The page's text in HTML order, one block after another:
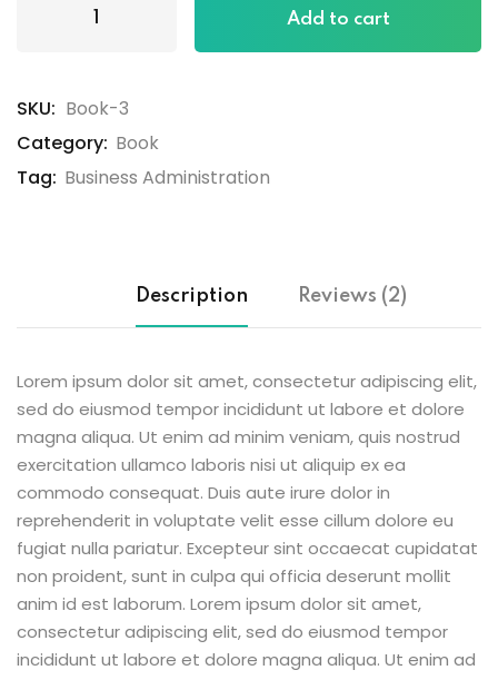
Add to cart
SKU: Book-3
Category: Book
Tag: Business Administration
Description Reviews (2)
Lorem ipsum dolor sit amet, consectetur adipiscing elit,
sed do eiusmod tempor incididunt ut labore et dolore
magna aliqua. Ut enim ad minim veniam, quis nostrud
exercitation ullamco laboris nisi ut aliquip ex ea
commodo consequat. Duis aute irure dolor in
reprehenderit in voluptate velit esse cillum dolore eu
fugiat nulla pariatur. Excepteur sint occaecat cupidatat
non proident, sunt in culpa qui officia deserunt mollit
anim id est laborum. Lorem ipsum dolor sit amet,
consectetur adipiscing elit, sed do eiusmod tempor
incididunt ut labore et dolore magna aliqua. Ut enim ad